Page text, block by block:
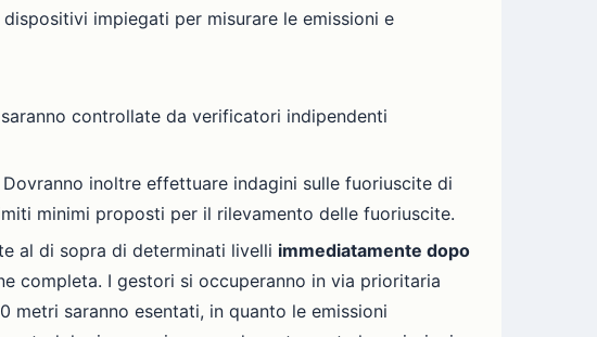
impiegati per misurare le emissioni e
controllate da verificatori indipendenti
Dovranno inoltre effettuare indagini sulle fuoriuscite di
minimi proposti per il rilevamento delle fuoriuscite.
al di sopra di determinati livelli immediatamente dopo
completa. I gestori si occuperanno in via prioritaria
saranno esentati, in quanto le emissioni